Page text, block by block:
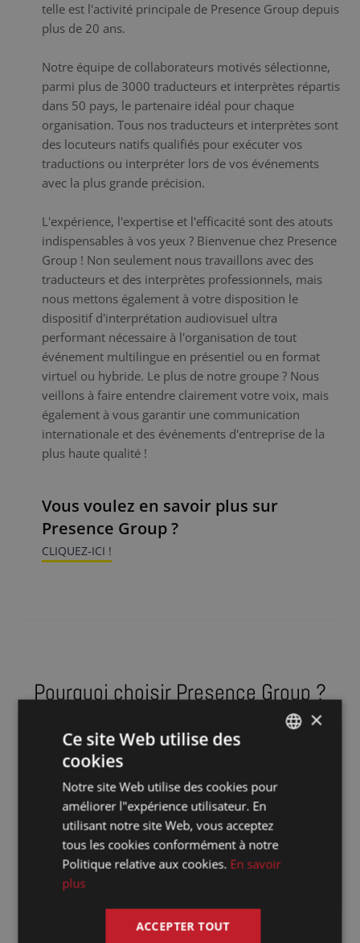
telle est l'activité principale de Presence Group depuis
plus de 20 ans.
Notre équipe de collaborateurs motivés sélectionne,
parmi plus de 3000 traducteurs et interprètes répartis
dans 50 pays, le partenaire idéal pour chaque
organisation. Tous nos traducteurs et interprètes sont
des locuteurs natifs qualifiés pour exécuter vos
traductions ou interpréter lors de vos événements
avec la plus grande précision.
L'expérience, l'expertise et l'efficacité sont des atouts
indispensables à vos yeux ? Bienvenue chez Presence
Group ! Non seulement nous travaillons avec des
traducteurs et des interprètes professionnels, mais
nous mettons également à votre disposition le
dispositif d'interprétation audiovisuel ultra
performant nécessaire à l'organisation de tout
événement multilingue en présentiel ou en format
virtuel ou hybride. Le plus de notre groupe ? Nous
veillons à faire entendre clairement votre voix, mais
également à vous garantir une communication
internationale et des événements d'entreprise de la
plus haute qualité !
Vous voulez en savoir plus sur
Presence Group ?
CLIQUEZ-ICI !
Pourquoi choisir Presence Group ?
Un réseau mondial : une équipe de
talents
Notre base de données compte plus de 3000
indépendants répartis dans le monde entier. Une
équipe de talents exceptionnelle à laquelle nous
faisons quotidiennement appel.
DUTCH
FRENCH
ENGLISH
×
Ce site Web utilise des
cookies
Notre site Web utilise des cookies pour
améliorer l"expérience utilisateur. En
utilisant notre site Web, vous acceptez
tous les cookies conformément à notre
Politique relative aux cookies. En savoir
plus
ACCEPTER TOUT